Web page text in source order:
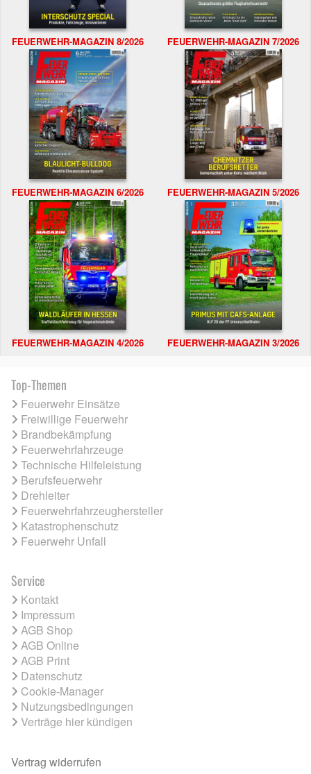
FEUERWEHR-MAGAZIN 8/2026 FEUERWEHR-MAGAZIN 7/2026
FEUERWEHR-MAGAZIN 6/2026 FEUERWEHR-MAGAZIN 5/2026
FEUERWEHR-MAGAZIN 4/2026 FEUERWEHR-MAGAZIN 3/2026
Top-Themen
Feuerwehr Einsätze
Freiwillige Feuerwehr
Brandbekämpfung
Feuerwehrfahrzeuge
Technische Hilfeleistung
Berufsfeuerwehr
Drehleiter
Feuerwehrfahrzeughersteller
Katastrophenschutz
Feuerwehr Unfall
Service
Kontakt
Impressum
AGB Shop
AGB Online
AGB Print
Datenschutz
Cookie-Manager
Nutzungsbedingungen
Verträge hier kündigen
Vertrag widerrufen